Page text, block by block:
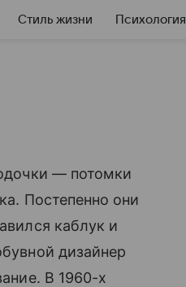
Стиль жизни Психология
— потомки
Постепенно они
каблук и
дизайнер
В 1960-х